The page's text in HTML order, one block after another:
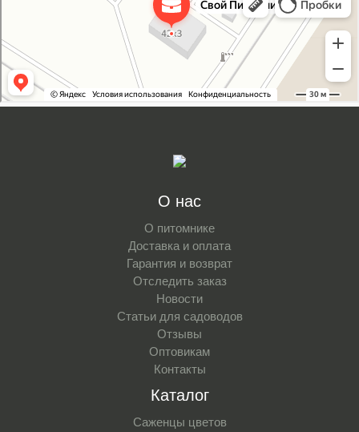
О нас
О питомнике
Доставка и оплата
Гарантия и возврат
Отследить заказ
Новости
Статьи для садоводов
Отзывы
Оптовикам
Контакты
Каталог
Саженцы цветов